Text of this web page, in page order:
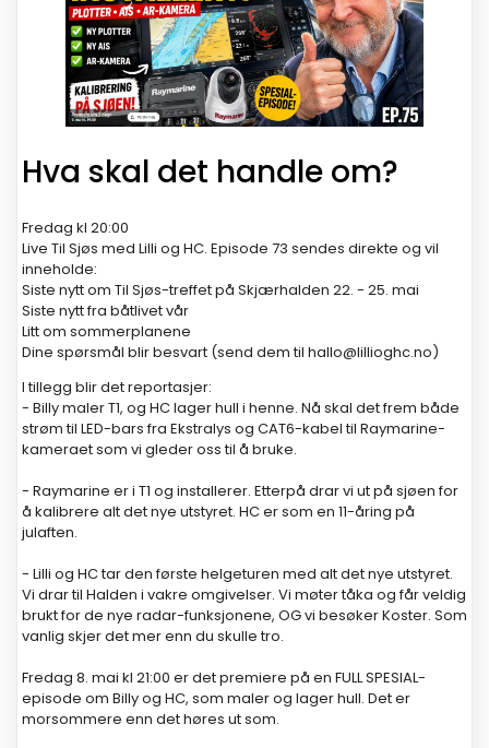
Hva skal det handle om?
Fredag kl 20:00
Live Til Sjøs med Lilli og HC. Episode 73 sendes direkte og vil
inneholde:
Siste nytt om Til Sjøs-treffet på Skjærhalden 22. - 25. mai
Siste nytt fra båtlivet vår
Litt om sommerplanene
Dine spørsmål blir besvart (send dem til hallo@lillioghc.no)
I tillegg blir det reportasjer:
- Billy maler T1, og HC lager hull i henne. Nå skal det frem både
strøm til LED-bars fra Ekstralys og CAT6-kabel til Raymarine-
kameraet som vi gleder oss til å bruke.
- Raymarine er i T1 og installerer. Etterpå drar vi ut på sjøen for
å kalibrere alt det nye utstyret. HC er som en 11-åring på
julaften.
- Lilli og HC tar den første helgeturen med alt det nye utstyret.
Vi drar til Halden i vakre omgivelser. Vi møter tåka og får veldig
brukt for de nye radar-funksjonene, OG vi besøker Koster. Som
vanlig skjer det mer enn du skulle tro.
Fredag 8. mai kl 21:00 er det premiere på en FULL SPESIAL-
episode om Billy og HC, som maler og lager hull. Det er
morsommere enn det høres ut som.